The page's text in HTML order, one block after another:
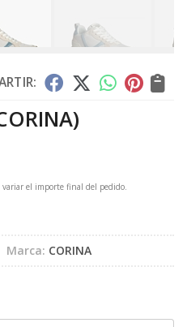
variar el importe final del pedido.
Marca: CORINA